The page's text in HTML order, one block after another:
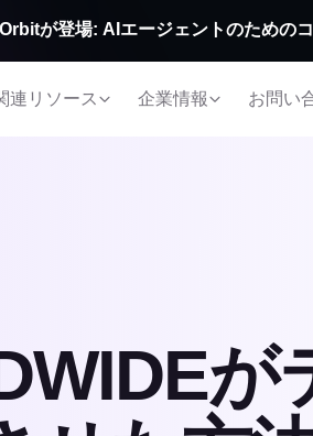
連リソース 企業情報 お問い
が登場: AIエージェントのための